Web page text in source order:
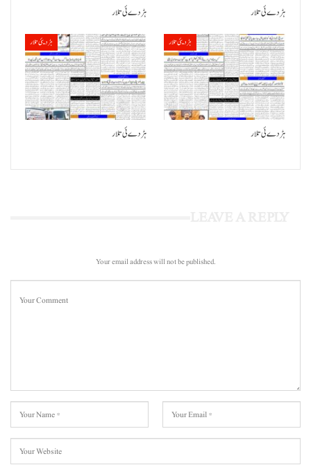
ہڑدے ئی تلار ہڑدے ئی تلار
ہڑدیئی تلار
ہڑدے ئی تلار
ہڑدیئی تلار
ہڑدے ئی تلار
Your email address will not be published.